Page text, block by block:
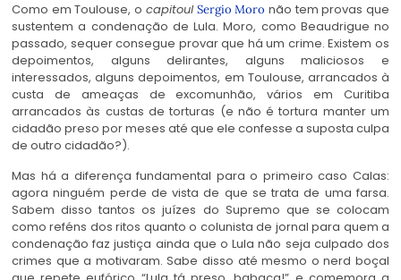
Como em Toulouse, o capitoul Sergio Moro não tem provas que
sustentem a condenação de Lula. Moro, como Beaudrigue no
passado, sequer consegue provar que há um crime. Existem os
depoimentos, alguns delirantes, alguns maliciosos e
interessados, alguns depoimentos, em Toulouse, arrancados à
custa de ameaças de excomunhão, vários em Curitiba
arrancados às custas de torturas (e não é tortura manter um
cidadão preso por meses até que ele confesse a suposta culpa
de outro cidadão?).
Mas há a diferença fundamental para o primeiro caso Calas:
agora ninguém perde de vista de que se trata de uma farsa.
Sabem disso tantos os juízes do Supremo que se colocam
como reféns dos ritos quanto o colunista de jornal para quem a
condenação faz justiça ainda que o Lula não seja culpado dos
crimes que a motivaram. Sabe disso até mesmo o nerd boçal